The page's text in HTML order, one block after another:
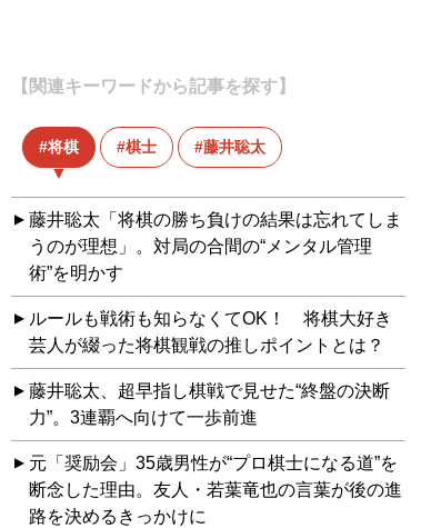
【関連キーワードから記事を探す】
将棋 棋士 藤井聡太
藤井聡太「将棋の勝ち負けの結果は忘れてしま
うのが理想」。対局の合間の“メンタル管理
術”を明かす
ルールも戦術も知らなくてOK！ 将棋大好き
芸人が綴った将棋観戦の推しポイントとは？
藤井聡太、超早指し棋戦で見せた“終盤の決断
力”。3連覇へ向けて一歩前進
元「奨励会」35歳男性が“プロ棋士になる道”を
断念した理由。友人・若葉竜也の言葉が後の進
路を決めるきっかけに